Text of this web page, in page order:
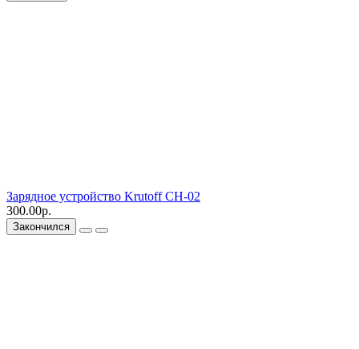
Зарядное устройство Krutoff CH-02
300.00р.
Закончился